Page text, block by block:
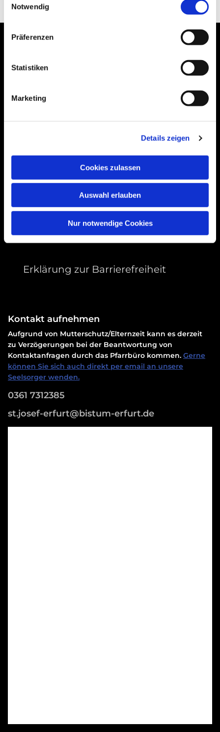
Notwendig
Präferenzen
Statistiken
Marketing
Details zeigen
Cookies zulassen
Auswahl erlauben
Nur notwendige Cookies
Bitte akzeptieren Sie Marketing-Cookies,
Accept cookies
Erklärung zur Barrierefreiheit
Kontakt aufnehmen
Aufgrund von Mutterschutz/Elternzeit kann es derzeit
zu Verzögerungen bei der Beantwortung von
Kontaktanfragen durch das Pfarrbüro kommen. Gerne
können Sie sich auch direkt per email an unsere
Seelsorger wenden.
0361 7312385
st.josef-erfurt@bistum-erfurt.de